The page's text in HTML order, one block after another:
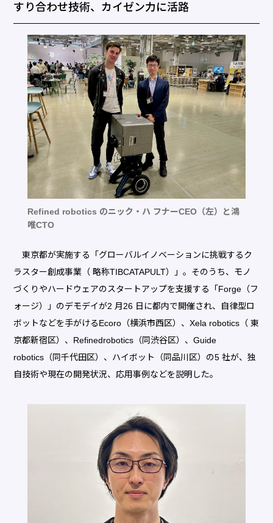
すり合わせ技術、カイゼン力に活路
Refined robotics のニック・ハ フナーCEO（左）と鴻
唯CTO
東京都が実施する「グローバルイノベーションに挑戦するク
ラスター創成事業（ 略称TIBCATAPULT）」。そのうち、モノ
づくりやハードウェアのスタートアップを支援する「Forge（フ
ォージ）」のデモデイが2 月26 日に都内で開催され、自律型ロ
ボットなどを手がけるEcoro（横浜市西区）、Xela robotics（ 東
京都新宿区）、Refinedrobotics（同渋谷区）、Guide
robotics（同千代田区）、ハイボット（同品川区）の5 社が、独
自技術や現在の開発状況、応用事例などを説明した。